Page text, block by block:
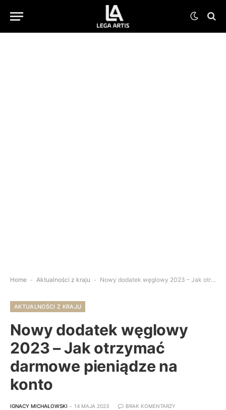
Home - Aktualności z kraju - Nowy dodatek węglowy 2023 – Jak otrzymać darmowe pieniądze na konto
AKTUALNOŚCI Z KRAJU
Nowy dodatek węglowy
2023 – Jak otrzymać
darmowe pieniądze na
konto
IGNACY MICHAŁOWSKI 14 MAJA 2023 BRAK KOMENTARZY